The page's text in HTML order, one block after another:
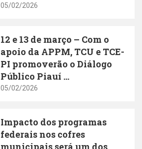
05/02/2026
12 e 13 de março – Com o
apoio da APPM, TCU e TCE-
PI promoverão o Diálogo
Público Piauí ...
05/02/2026
Impacto dos programas
federais nos cofres
municipais será um dos